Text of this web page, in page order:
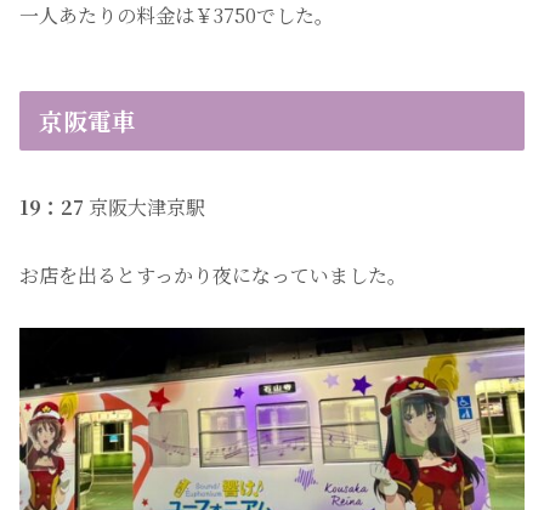
一人あたりの料金は￥3750でした。
京阪電車
19：27 京阪大津京駅
お店を出るとすっかり夜になっていました。